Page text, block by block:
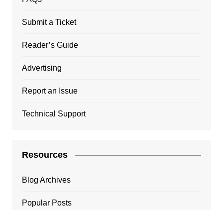
Submit a Ticket
Reader’s Guide
Advertising
Report an Issue
Technical Support
Resources
Blog Archives
Popular Posts